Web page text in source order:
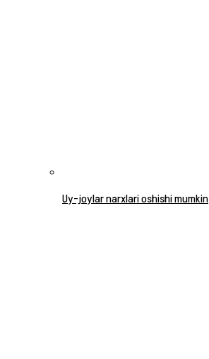
Uy-joylar narxlari oshishi mumkin